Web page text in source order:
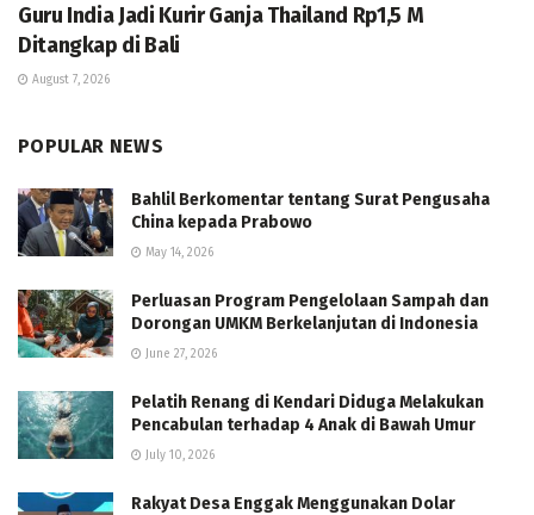
Guru India Jadi Kurir Ganja Thailand Rp1,5 M
Ditangkap di Bali
August 7, 2026
POPULAR NEWS
Bahlil Berkomentar tentang Surat Pengusaha
China kepada Prabowo
May 14, 2026
Perluasan Program Pengelolaan Sampah dan
Dorongan UMKM Berkelanjutan di Indonesia
June 27, 2026
Pelatih Renang di Kendari Diduga Melakukan
Pencabulan terhadap 4 Anak di Bawah Umur
July 10, 2026
Rakyat Desa Enggak Menggunakan Dolar